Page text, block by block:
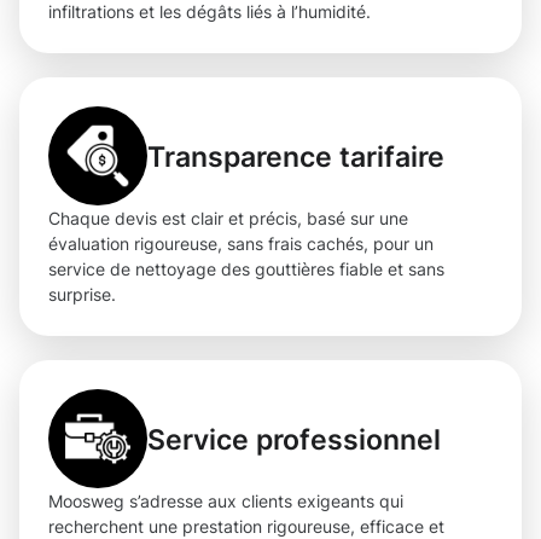
infiltrations et les dégâts liés à l’humidité.
Transparence tarifaire
Chaque devis est clair et précis, basé sur une
évaluation rigoureuse, sans frais cachés, pour un
service de nettoyage des gouttières fiable et sans
surprise.
Service professionnel
Moosweg s’adresse aux clients exigeants qui
recherchent une prestation rigoureuse, efficace et